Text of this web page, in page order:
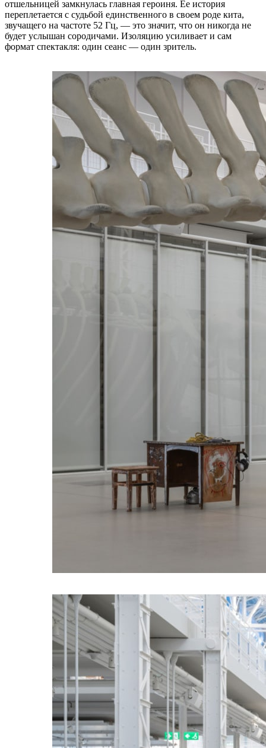
отшельницей замкнулась главная героиня. Ее история
переплетается с судьбой единственного в своем роде кита,
звучащего на частоте 52 Гц, — это значит, что он никогда не
будет услышан сородичами. Изоляцию усиливает и сам
формат спектакля: один сеанс — один зритель.